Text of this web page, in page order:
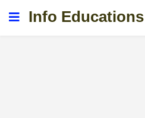
Info Educations